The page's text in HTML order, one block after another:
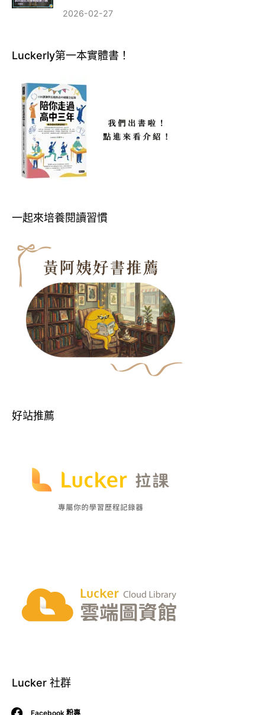
2026-02-27
Luckerly第一本實體書！
一起來培養閱讀習慣
好站推薦
Lucker 社群
Facebook 粉專